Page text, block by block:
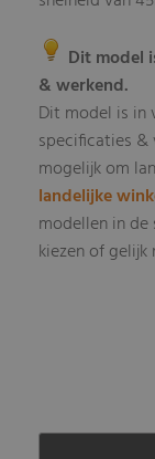
Dit model
& werkend.
Dit model is in
specificaties
mogelijk om
landelijke
modellen in
kiezen of gelijk